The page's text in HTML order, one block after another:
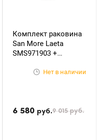
Комплект раковина
San More Laeta
SMS971903 +
Dory DOR-LMC-CRM
Нет в наличии
6 580 руб.9 015руб.